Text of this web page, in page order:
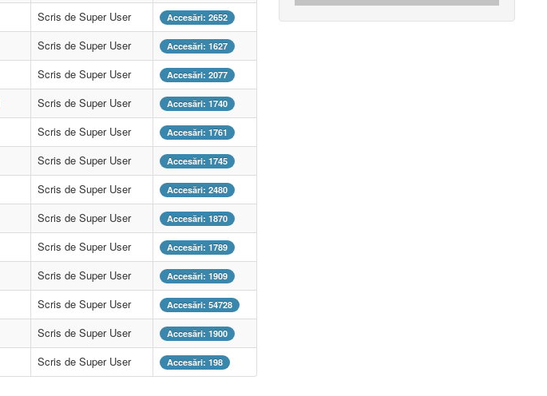
Scris de Super User Accesări: 2652
Scris de Super User Accesări: 1627
Scris de Super User Accesări: 2077
Scris de Super User Accesări: 1740
Scris de Super User Accesări: 1761
Scris de Super User Accesări: 1745
Scris de Super User Accesări: 2480
Scris de Super User Accesări: 1870
Scris de Super User Accesări: 1789
Scris de Super User Accesări: 1909
Scris de Super User Accesări: 54728
Scris de Super User Accesări: 1900
Scris de Super User Accesări: 198